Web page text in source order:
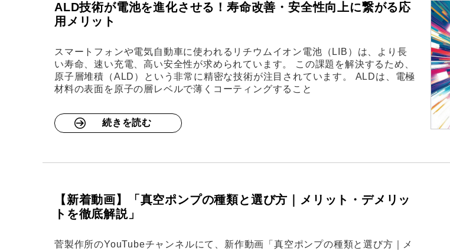
ALD技術が電池を進化させる！寿命改善・安全性向上に繋がる応
用メリット
スマートフォンや電気自動車に使われるリチウムイオン電池（LIB）は、より長
い寿命、速い充電、高い安全性が求められています。 この課題を解決するため、
原子層堆積（ALD）という非常に精密な技術が注目されています。 ALDは、電極
材料の表面を原子の層レベルで薄くコーティングすること
続きを読む
【新着動画】「真空ポンプの種類と選び方｜メリット・デメリッ
トを徹底解説」
菅製作所のYouTubeチャンネルにて、新作動画「真空ポンプの種類と選び方｜メ